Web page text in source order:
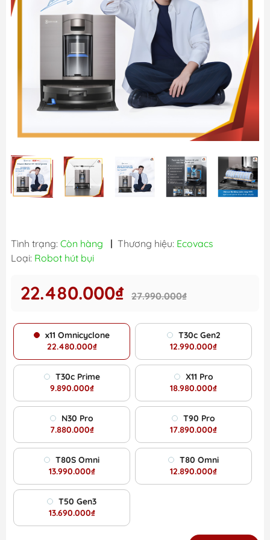
Tình trạng: Còn hàng | Thương hiệu: Ecovacs
Loại: Robot hút bụi
22.480.000₫ 27.990.000₫
x11 Omnicyclone
22.480.000₫
T30c Gen2
12.990.000₫
T30c Prime
9.890.000₫
X11 Pro
18.980.000₫
N30 Pro
7.880.000₫
T90 Pro
17.890.000₫
T80S Omni
13.990.000₫
T80 Omni
12.890.000₫
T50 Gen3
13.690.000₫